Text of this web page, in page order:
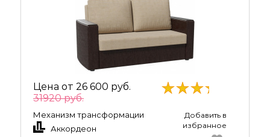
Цена от 26 600 руб.
31920 руб.
Механизм трансформации
Аккордеон
Добавить в
избранное